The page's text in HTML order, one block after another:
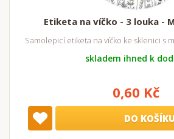
Etiketa na víčko - 3 louka -
Samolepicí etiketa na víčko ke sklenici s
skladem ihned k
0,60 Kč
DO KOŠÍKU